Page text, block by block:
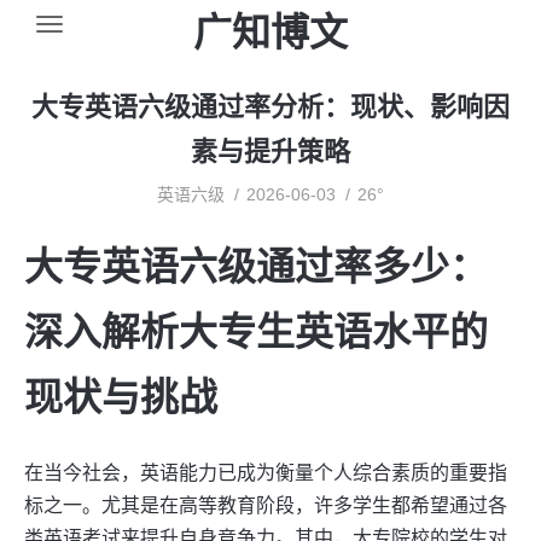
广知博文
大专英语六级通过率分析：现状、影响因
素与提升策略
英语六级 2026-06-03 26°
大专英语六级通过率多少：
深入解析大专生英语水平的
现状与挑战
在当今社会，英语能力已成为衡量个人综合素质的重要指
标之一。尤其是在高等教育阶段，许多学生都希望通过各